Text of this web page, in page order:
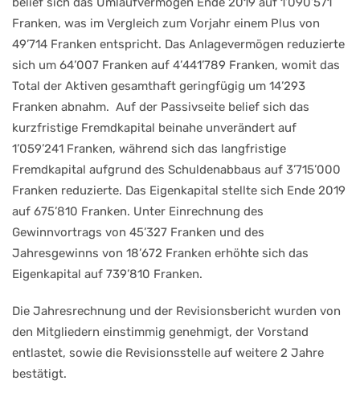
Franken, was im Vergleich zum Vorjahr einem Plus von
49’714 Franken entspricht. Das Anlagevermögen reduzierte
sich um 64’007 Franken auf 4’441’789 Franken, womit das
Total der Aktiven gesamthaft geringfügig um 14’293
Franken abnahm. Auf der Passivseite belief sich das
kurzfristige Fremdkapital beinahe unverändert auf
1’059’241 Franken, während sich das langfristige
Fremdkapital aufgrund des Schuldenabbaus auf 3’715’000
Franken reduzierte. Das Eigenkapital stellte sich Ende 2019
auf 675’810 Franken. Unter Einrechnung des
Gewinnvortrags von 45’327 Franken und des
Jahresgewinns von 18’672 Franken erhöhte sich das
Eigenkapital auf 739’810 Franken.
Die Jahresrechnung und der Revisionsbericht wurden von
den Mitgliedern einstimmig genehmigt, der Vorstand
entlastet, sowie die Revisionsstelle auf weitere 2 Jahre
bestätigt.